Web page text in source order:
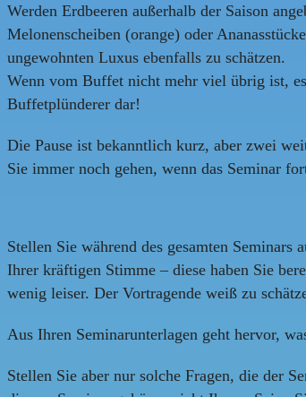
Werden Erdbeeren außerhalb der Saison
Melonenscheiben (orange) oder
ungewohnten Luxus ebenfalls zu schätzen.
Wenn vom Buffet nicht mehr viel übrig ist,
Buffetplünderer dar!
Die Pause ist bekanntlich kurz, aber zwei
Sie immer noch gehen, wenn das Seminar
Stellen Sie während des gesamten
Ihrer kräftigen Stimme – diese haben Sie
wenig leiser. Der Vortragende weiß zu
Aus Ihren Seminarunterlagen geht hervor,
Stellen Sie aber nur solche Fragen, die der